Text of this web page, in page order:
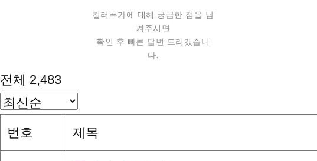
컬러퓨가에 대해 궁금한 점을 남
겨주시면
확인 후 빠른 답변 드리겠습니
다.
전체 2,483
번호 제목